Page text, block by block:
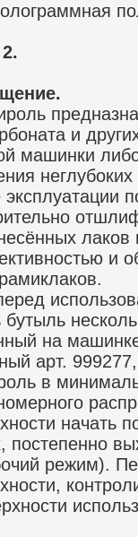
и
машинки
неглубоких
и
на
арт.
в
начать
постепенно
режим).